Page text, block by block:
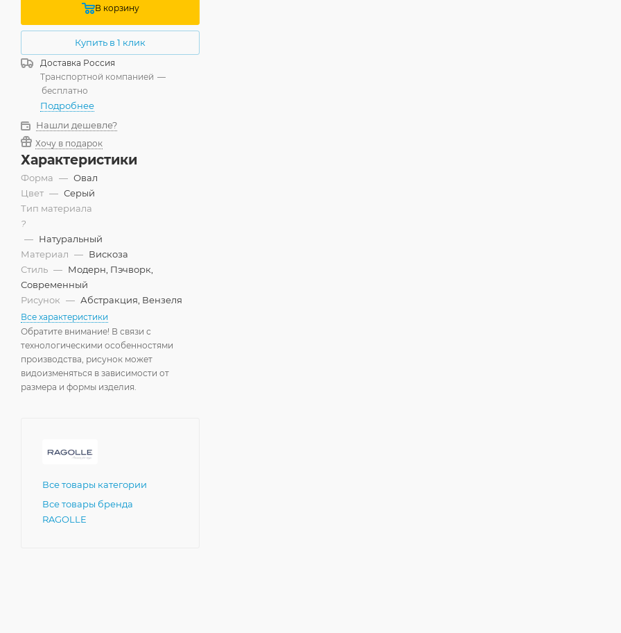
В корзину
Купить в 1 клик
Доставка Россия
Транспортной компанией —
бесплатно
Подробнее
Нашли дешевле?
Хочу в подарок
Характеристики
Форма — Овал
Цвет — Серый
Тип материала
?
— Натуральный
Материал — Вискоза
Стиль — Модерн, Пэчворк,
Современный
Рисунок — Абстракция, Вензеля
Все характеристики
Обратите внимание! В связи с
технологическими особенностями
производства, рисунок может
видоизменяться в зависимости от
размера и формы изделия.
Все товары категории
Все товары бренда
RAGOLLE